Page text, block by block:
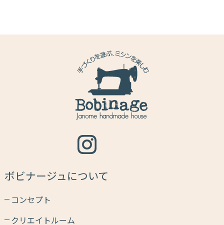
ボビナージュについて
コンセプト
クリエイトルーム